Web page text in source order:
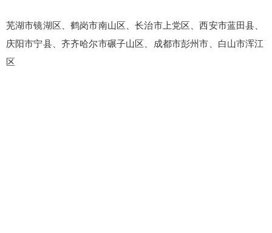
芜湖市镜湖区、鹤岗市南山区、长治市上党区、西安市蓝田县、
庆阳市宁县、齐齐哈尔市碾子山区、成都市彭州市、白山市浑江
区